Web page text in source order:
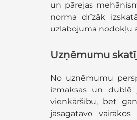
un pārejas
norma drīzāk
uzlabojuma nodokļu
Uzņēmumu
No uzņēmumu
izmaksas un dublē
vienkāršību, bet
jāsagatavo